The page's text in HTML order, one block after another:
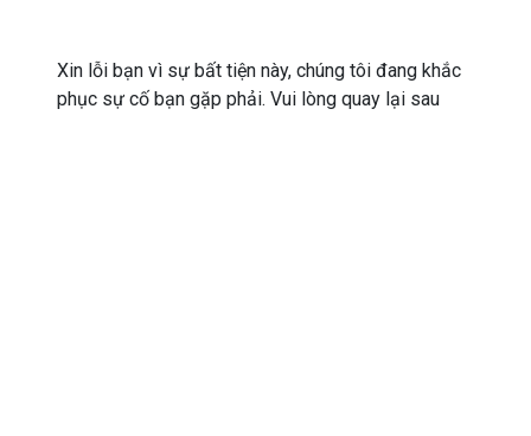
Xin lỗi bạn vì sự bất tiện này, chúng tôi đang khắc
phục sự cố bạn gặp phải. Vui lòng quay lại sau